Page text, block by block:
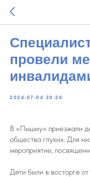
провели
2024-07-04 20:26
В «Пышму» приезжали
общества глухих. Для
мероприятие,
Дети были в восторге